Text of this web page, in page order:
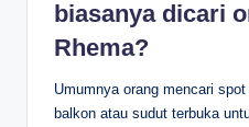
biasanya dicari
Rhema?
Umumnya orang mencari
balkon atau sudut terbuka